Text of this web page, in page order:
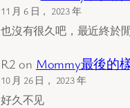
11 月 6 日， 2023 年
也沒有很久吧，最近終於
R2 on Mommy最後的
10 月 26 日， 2023 年
好久不见